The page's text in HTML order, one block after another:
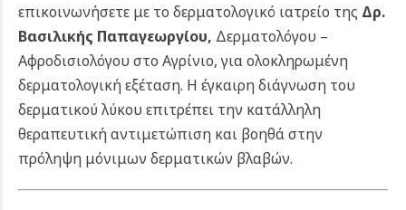
επικοινωνήσετε με το δερματολογικό ιατρείο της Δρ.
Βασιλικής Παπαγεωργίου, Δερματολόγου –
Αφροδισιολόγου στο Αγρίνιο, για ολοκληρωμένη
δερματολογική εξέταση. Η έγκαιρη διάγνωση του
δερματικού λύκου επιτρέπει την κατάλληλη
θεραπευτική αντιμετώπιση και βοηθά στην
πρόληψη μόνιμων δερματικών βλαβών.